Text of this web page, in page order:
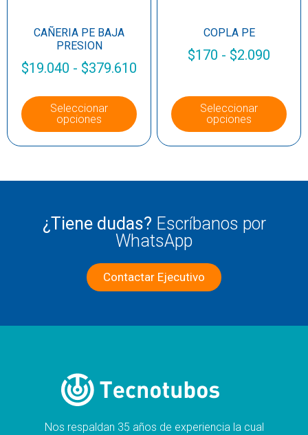
CAÑERIA PE BAJA
PRESION
$19.040 - $379.610
Seleccionar
opciones
COPLA PE
$170 - $2.090
Seleccionar
opciones
¿Tiene dudas? Escríbanos por
WhatsApp
Contactar Ejecutivo
Nos respaldan 35 años de experiencia la cual